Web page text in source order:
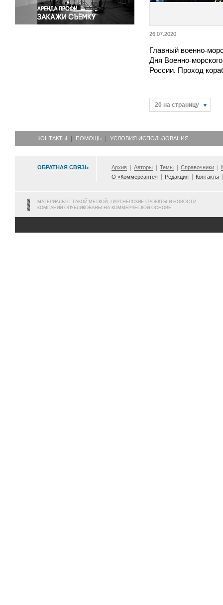
Экономика и бизнес
26.07.2020
Главный военно-
Дня Военно-
России. Проход
20 на страницу
КОНТАКТЫ ПОМОЩЬ УСЛОВИЯ ИСПОЛЬЗОВАНИЯ
ОБРАТНАЯ СВЯЗЬ Архив Авторы Темы Справочники
О «Коммерсанте»
Редакция Контакты
МАТЕРИАЛЫ С ТАКОЙ МЕТКОЙ, ПАРТНЕРСКИЕ ПРОЕКТЫ И НОВОСТИ
КОМПАНИЙ ОПУБЛИКОВАНЫ НА КОММЕРЧЕСКОЙ ОСНОВЕ